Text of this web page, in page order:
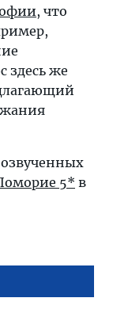
, что
здесь же
5* в